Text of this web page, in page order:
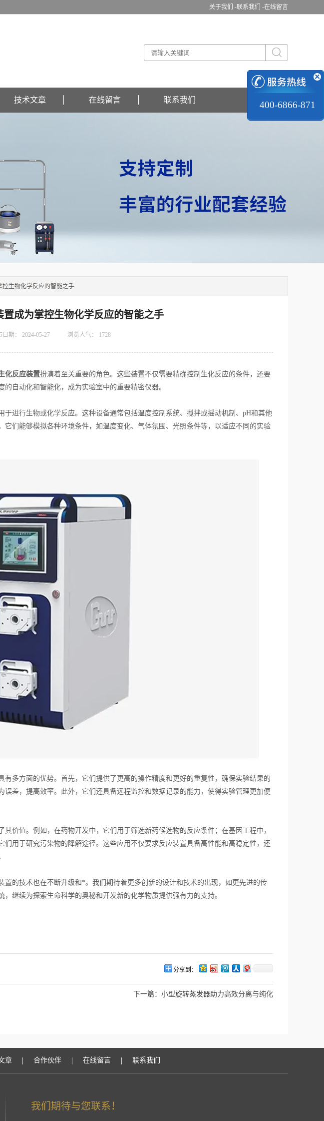
关于我们 -联系我们 -在线留言
技术文章 在线留言 联系我们
控生物化学反应的智能之手
置成为掌控生物化学反应的智能之手
日期： 2024-05-27 浏览人气： 1728
化反应装置扮演着至关重要的角色。这些装置不仅需要精确控制生化反应的条件，还要
自动化和智能化，成为实验室中的重要精密仪器。
进行生物或化学反应。这种设备通常包括温度控制系统、搅拌或摇动机制、pH和其他
们能够模拟各种环境条件，如温度变化、气体氛围、光照条件等，以适应不同的实验
多方面的优势。首先，它们提供了更高的操作精度和更好的重复性，确保实验结果的
误差，提高效率。此外，它们还具备远程监控和数据记录的能力，使得实验管理更加便
值。例如，在药物开发中，它们用于筛选新药候选物的反应条件；在基因工程中，
们用于研究污染物的降解途径。这些应用不仅要求反应装置具备高性能和高稳定性，还
的技术也在不断升级和*。我们期待着更多创新的设计和技术的出现，如更先进的传
继续为探索生命科学的奥秘和开发新的化学物质提供强有力的支持。
分享到：
下一篇： 小型旋转蒸发器助力高效分离与纯化
章 | 合作伙伴 | 在线留言 | 联系我们
400-6866-871